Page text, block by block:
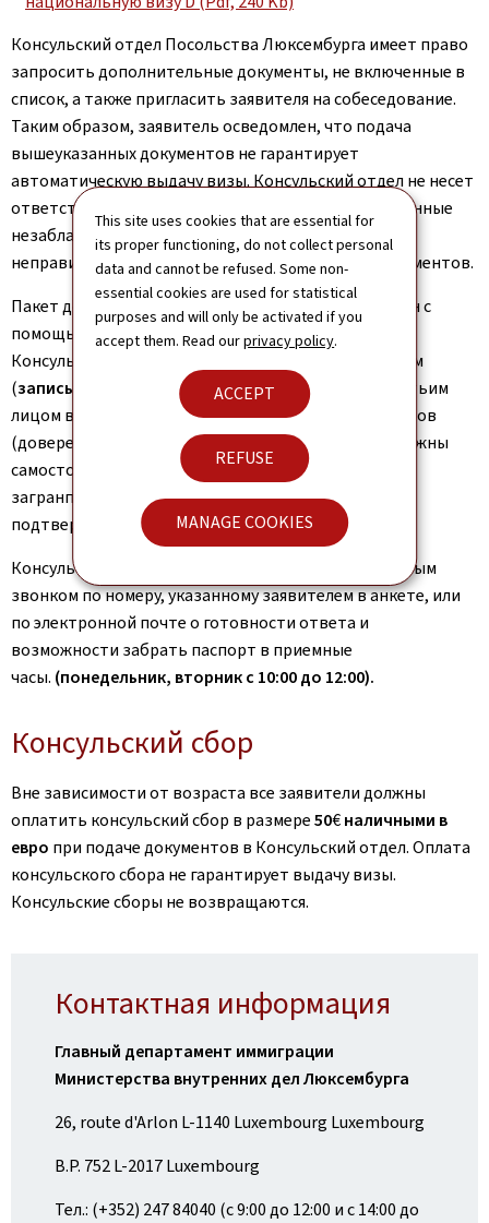
This site uses cookies that are essential for
its proper functioning, do not collect personal
data and cannot be refused. Some non-
essential cookies are used for statistical
purposes and will only be activated if you
accept them. Read ourprivacy policy.
ACCEPT
REFUSE
MANAGE COOKIES
Консульский отдел Посольства Люксембурга имеет право
запросить дополнительные документы, не включенные в
список, а также пригласить заявителя на собеседование.
Таким образом, заявитель осведомлен, что подача
вышеуказанных документов не гарантирует
автоматическую выдачу визы. Консульский отдел не несет
ответственности за финансовые издержки, вызванные
незаблаговременной подачей документов или
неправильно подготовленными комплектами документов.
Пакет документов на визу D может быть отправлен с
помощью
любой службы доставкидля получения
Консульским отделом в день вашей записи на прием
(запись на прием обязательна), либоп
ередан третьим
лицом в день/час вашей записи на подачу документов
(доверенность не требуется). Заявители также должны
самостоятельно организовать обратную доставку
загранпаспорта, после того как Консульский отдел
подтвердит, что документы готовы к выдаче.
Консульский отдел сообщает заявителю телефонным
звонком по номеру, указанному заявителем в анкете, или
по электронной почте о готовности ответа и
возможности забрать паспорт в приемные
часы. (понедельник, вторник с 10:00 до 12:00).
Консульский сбор
Вне зависимости от возраста все заявители должны
оплатить консульский сбор в размере50€наличными в
евро при подаче документов в Консульский отдел. Оплата
консульского сбора не гарантирует выдачу визы.
Консульские сборы не возвращаются.
Контактная информация
Главный департамент иммиграции
Министерства внутренних дел Люксембурга
26, route d'Arlon L-1140 Luxembourg Luxembourg
B.P. 752 L-2017 Luxembourg
Тел.: (+352) 247 84040 (с 9:00 до 12:00 и с 14:00 до